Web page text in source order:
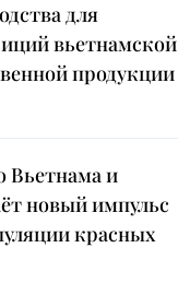
для
вьетнамской
продукции
Вьетнама и
новый импульс
красных